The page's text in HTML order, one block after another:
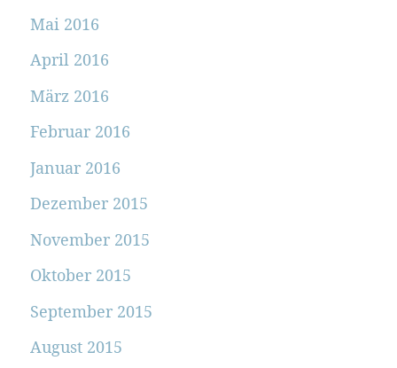
Mai 2016
April 2016
März 2016
Februar 2016
Januar 2016
Dezember 2015
November 2015
Oktober 2015
September 2015
August 2015